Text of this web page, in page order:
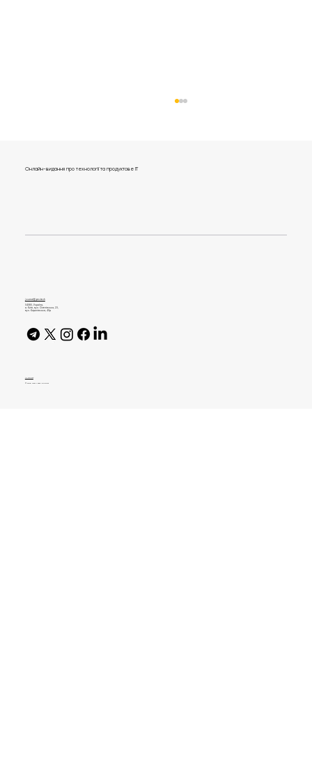
Онлайн-видання про технології та продуктове IT
journal@gen.tech
04080, Україна,
м. Київ, вул. Оленівська, 23,​
вул. Кирилівська, 40р
© 2026 High Bar Journal